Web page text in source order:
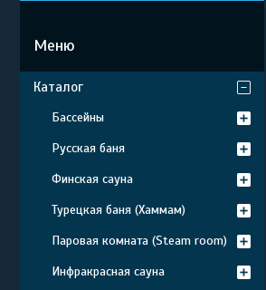
Каталог
Бассейны
Русская баня
Финская сауна
Турецкая баня (Хаммам)
Паровая комната (Steam room)
Инфракрасная сауна